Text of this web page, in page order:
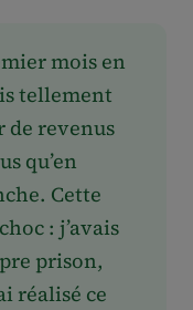
mois en
tellement
de revenus
qu’en
Cette
: j’avais
prison,
réalisé ce